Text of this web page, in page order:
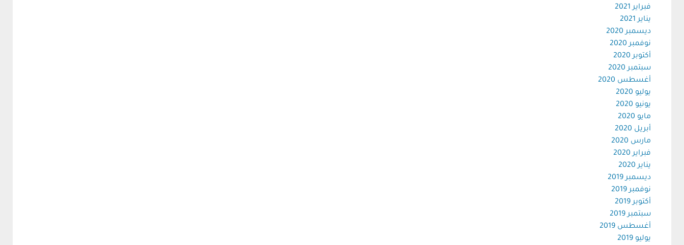
فبراير 2021
يناير 2021
ديسمبر 2020
نوفمبر 2020
أكتوبر 2020
سبتمبر 2020
أغسطس 2020
يوليو 2020
يونيو 2020
مايو 2020
أبريل 2020
مارس 2020
فبراير 2020
يناير 2020
ديسمبر 2019
نوفمبر 2019
أكتوبر 2019
سبتمبر 2019
أغسطس 2019
يوليو 2019